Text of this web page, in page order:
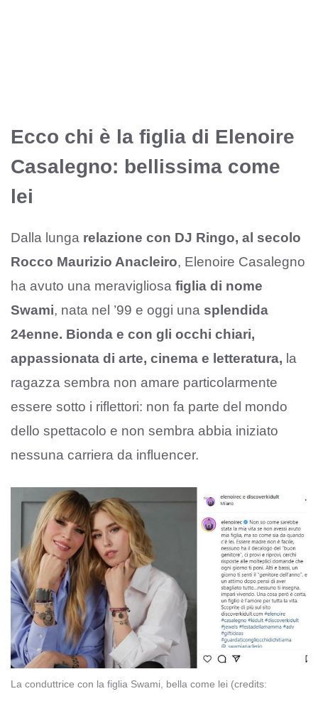
Ecco chi è la figlia di Elenoire
Casalegno: bellissima come
lei
Dalla lunga relazione con DJ Ringo, al secolo
Rocco Maurizio Anacleiro, Elenoire Casalegno
ha avuto una meravigliosa figlia di nome
Swami, nata nel ’99 e oggi una splendida
24enne. Bionda e con gli occhi chiari,
appassionata di arte, cinema e letteratura, la
ragazza sembra non amare particolarmente
essere sotto i riflettori: non fa parte del mondo
dello spettacolo e non sembra abbia iniziato
nessuna carriera da influencer.
La conduttrice con la figlia Swami, bella come lei (credits: